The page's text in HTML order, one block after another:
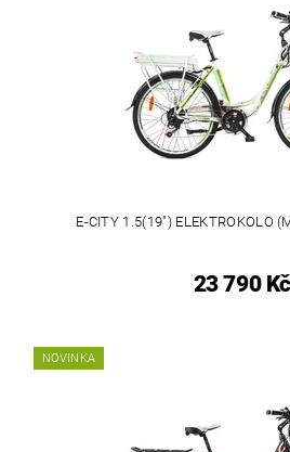
E-CITY 1.5(19") ELEKTROKOLO
23 790 Kč
NOVINKA